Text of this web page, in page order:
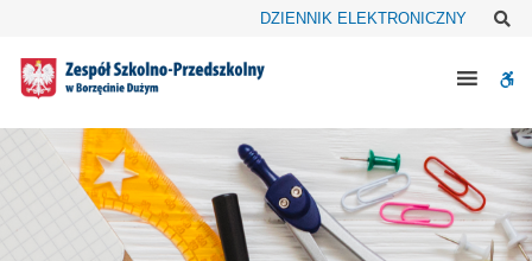
Szkolno-
Przedszkolny
w
Borzęcinie
DZIENNIK ELEKTRONICZNY